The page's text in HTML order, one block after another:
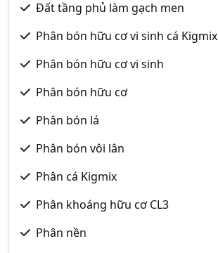
Đất tầng phủ làm gạch men
Phân bón hữu cơ vi sinh cá Kigmix
Phân bón hữu cơ vi sinh
Phân bón hữu cơ
Phân bón lá
Phân bón vôi lân
Phân cá Kigmix
Phân khoáng hữu cơ CL3
Phân nền